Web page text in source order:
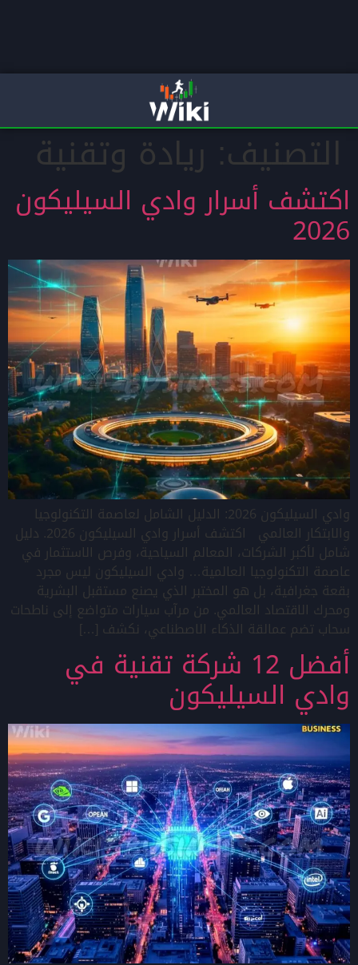
التصنيف: ريادة وتقنية
اكتشف أسرار وادي السيليكون
2026
وادي السيليكون 2026: الدليل الشامل لعاصمة التكنولوجيا
والابتكار العالمي اكتشف أسرار وادي السيليكون 2026. دليل
شامل لأكبر الشركات، المعالم السياحية، وفرص الاستثمار في
عاصمة التكنولوجيا العالمية… وادي السيليكون ليس مجرد
بقعة جغرافية، بل هو المختبر الذي يصنع مستقبل البشرية
ومحرك الاقتصاد العالمي. من مرآب سيارات متواضع إلى ناطحات
سحاب تضم عمالقة الذكاء الاصطناعي، نكشف […]
أفضل 12 شركة تقنية في
وادي السيليكون